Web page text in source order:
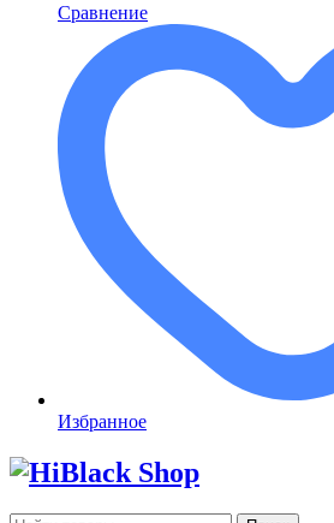
Сравнение
Избранное